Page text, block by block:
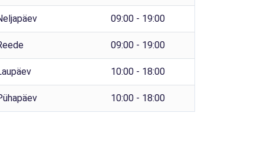
09:00 - 19:00
09:00 - 19:00
10:00 - 18:00
10:00 - 18:00